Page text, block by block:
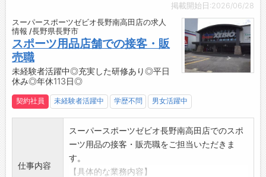
掲載開始日:2026/06/28
スーパースポーツゼビオ長野南高田店の求人
情報 /長野県長野市
スポーツ用品店舗での接客・販
売職
未経験者活躍中◎充実した研修あり◎平日
休み◎年休113日◎
契約社員 未経験者活躍中 学歴不問 男女活躍中
仕事内容
スーパースポーツゼビオ長野南高田店でのスポ
ーツ用品の接客・販売職をご担当いただきま
す。
【具体的な業務内容】